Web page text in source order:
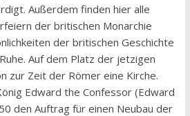
Außerdem finden hier alle
der britischen Monarchie
der britischen Geschichte
Auf dem Platz der jetzigen
zur Zeit der Römer eine Kirche.
Edward the Confessor (Edward
den Auftrag für einen Neubau der